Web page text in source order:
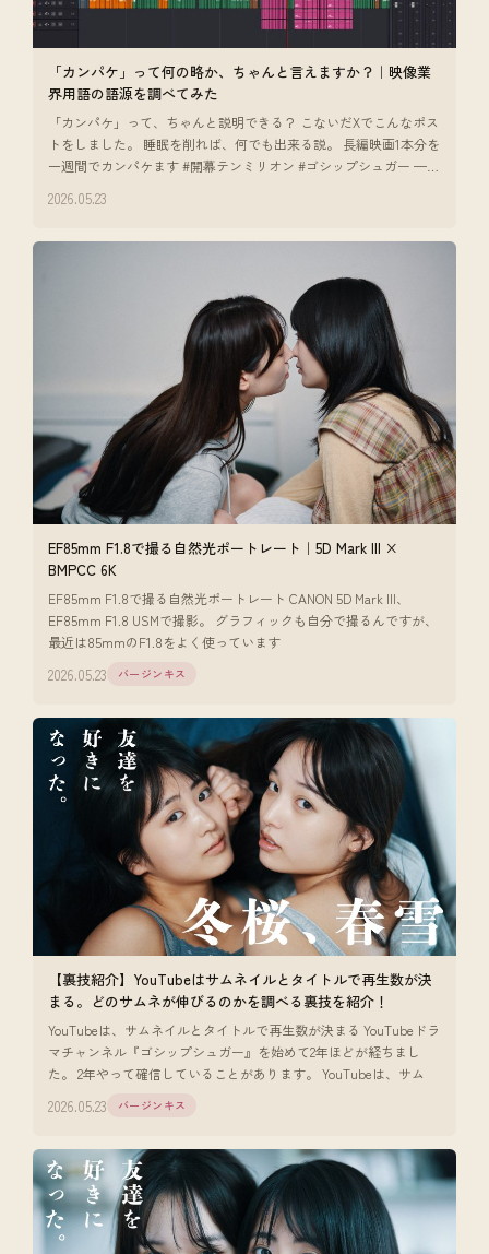
「カンパケ」って何の略か、ちゃんと言えますか？｜映像業
界用語の語源を調べてみた
「カンパケ」って、ちゃんと説明できる？ こないだXでこんなポス
トをしました。 睡眠を削れば、何でも出来る説。 長編映画1本分を
一週間でカンパケます #開幕テンミリオン #ゴシップシュガー —
2026.05.23
EF85mm F1.8で撮る自然光ポートレート｜5D Mark III ×
BMPCC 6K
EF85mm F1.8で撮る自然光ポートレート CANON 5D Mark III、
EF85mm F1.8 USMで撮影。 グラフィックも自分で撮るんですが、
最近は85mmのF1.8をよく使っています
2026.05.23 バージンキス
【裏技紹介】YouTubeはサムネイルとタイトルで再生数が決
まる。どのサムネが伸びるのかを調べる裏技を紹介！
YouTubeは、サムネイルとタイトルで再生数が決まる YouTubeドラ
マチャンネル『ゴシップシュガー』を始めて2年ほどが経ちまし
た。 2年やって確信していることがあります。 YouTubeは、サム
2026.05.23 バージンキス